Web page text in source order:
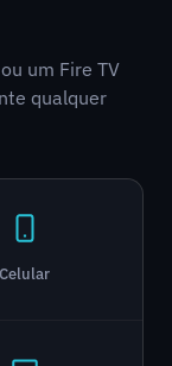
um Fire TV
qualquer
Celular